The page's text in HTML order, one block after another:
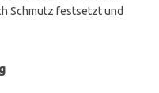
Schmutz festsetzt und